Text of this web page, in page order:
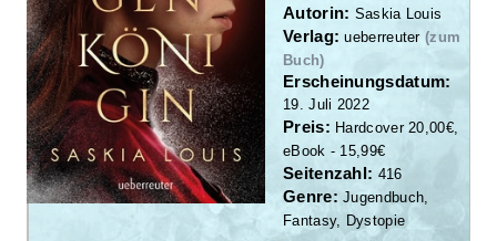
Autorin: Saskia Louis
Verlag:ueberreuter (zum
Buch)
Erscheinungsdatum:
19. Juli 2022
Preis: Hardcover 20,00€,
eBook - 15,99€
Seitenzahl: 416
Genre:Jugendbuch,
Fantasy, Dystopie